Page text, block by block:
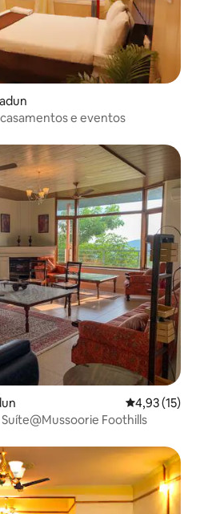
e eventos
4,93 de uma
4,93 (15)
Foothills